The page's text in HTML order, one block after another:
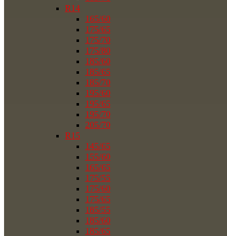
R14
165/60
175/65
175/70
175/80
185/60
185/65
185/70
195/60
195/65
195/70
205/70
R15
145/65
155/60
165/65
175/55
175/60
175/65
185/55
185/60
185/65